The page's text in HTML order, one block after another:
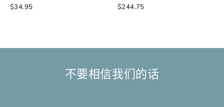
$34.95 $244.75
不要相信我们的话